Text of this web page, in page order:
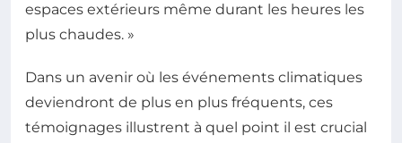
espaces extérieurs même durant les heures les
plus chaudes. »
Dans un avenir où les événements climatiques
deviendront de plus en plus fréquents, ces
témoignages illustrent à quel point il est crucial